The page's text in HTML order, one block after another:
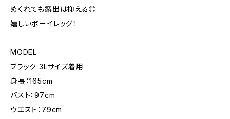
めくれても露出は抑える◎
嬉しいボーイレッグ！
MODEL
ブラック 3Lサイズ着用
身長：165cm
バスト：97cm
ウエスト：79cm